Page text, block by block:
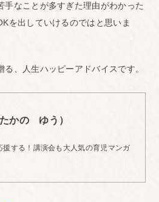
手なことが多すぎた理由がわかった
を出していけるのではと思いま
、人生ハッピーアドバイスです。
かの ゆう）
する！講演会も大人気の育児マンガ